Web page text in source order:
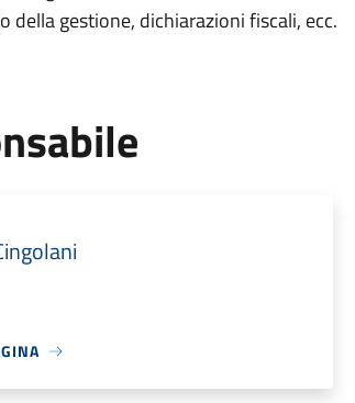
della gestione, dichiarazioni fiscali, ecc.